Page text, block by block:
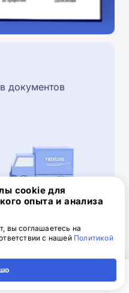
документов
на обучение
и отправьте по
cookie для
опыта и анализа
вы соглашаетесь на
с нашей Политикой